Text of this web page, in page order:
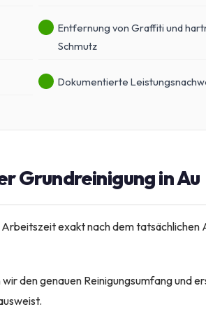
Entfernung von Graffiti und
Schmutz
Dokumentierte
Grundreinigung in Au
exakt nach dem tatsächlichen
den genauen Reinigungsumfang und